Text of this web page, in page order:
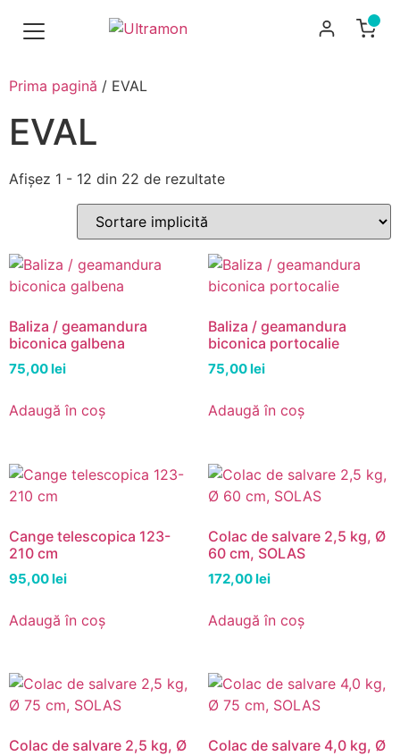
Prima pagină / EVAL
EVAL
Afișez 1 - 12 din 22 de rezultate
Baliza / geamandura
biconica galbena
75,00lei
Adaugă în coș
Baliza / geamandura
biconica portocalie
75,00lei
Adaugă în coș
Cange telescopica 123-
210 cm
95,00lei
Adaugă în coș
Colac de salvare 2,5 kg, Ø
60 cm, SOLAS
172,00lei
Adaugă în coș
Colac de salvare 2,5 kg, Ø
Colac de salvare 4,0 kg, Ø